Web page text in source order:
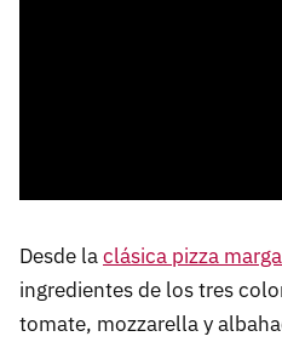
Desde laclásica pizza
ingredientes de los tres
tomate, mozzarella y